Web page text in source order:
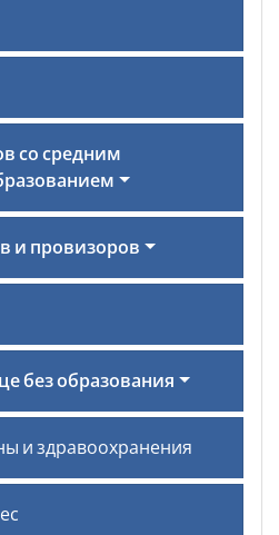
со средним
и провизоров
без образования
и здравоохранения